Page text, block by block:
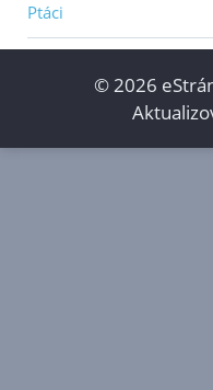
Ptáci
© 2026